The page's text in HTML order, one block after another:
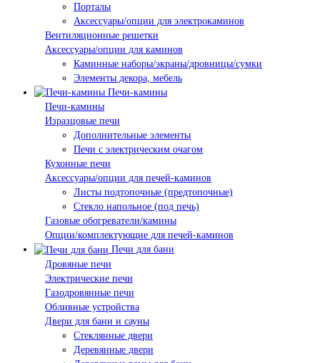
Порталы
Аксессуары/опции для электрокаминов
Вентиляционные решетки
Аксессуары/опции для каминов
Каминные наборы/экраны/дровницы/сумки
Элементы декора, мебель
Печи-камины
Печи-камины
Изразцовые печи
Дополнительные элементы
Печи с электрическим очагом
Кухонные печи
Аксессуары/опции для печей-каминов
Листы подтопочные (предтопочные)
Стекло напольное (под печь)
Газовые обогреватели/камины
Опции/комплектующие для печей-каминов
Печи для бани
Дровяные печи
Электрические печи
Газодровянные печи
Обливные устройства
Двери для бани и сауны
Стеклянные двери
Деревянные двери